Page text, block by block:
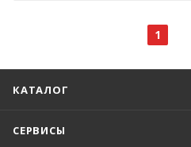
1
КАТАЛОГ
СЕРВИСЫ